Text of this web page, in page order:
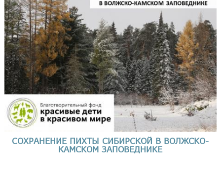
СОХРАНЕНИЕ ПИХТЫ СИБИРСКОЙ В ВОЛЖСКО-
КАМСКОМ ЗАПОВЕДНИКЕ